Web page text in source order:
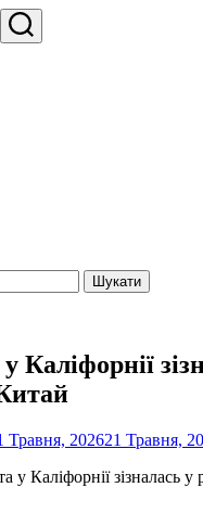
Пошук
Каліфорнії
Травня, 202621 Травня,